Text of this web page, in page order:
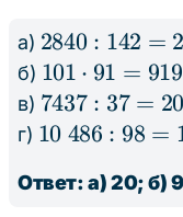
а) 2840
:
142
=
2840 : 142 =
б) 101
\cdot
91 =
101 ⋅ 91 =
в) 7437
: 37
201
7437 : 37 =
г) 10
486
10 486 : 98 =
Ответ: а) 20; б)